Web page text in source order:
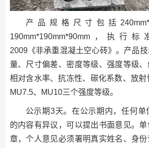
产品规格尺寸包括
190mm*190mm*90mm，执行标
2009《非承重混凝土空心砖》。产品
量、尺寸偏差、密度等级、强度等级、
相对含水率、抗冻性、碳化系数、放射
MU7.5、MU10三个强度等级。
公示期3天。在公示期内，任何单
的内容有异议，可以提出书面意见。
章，个人意见必须署明真实姓名、身份